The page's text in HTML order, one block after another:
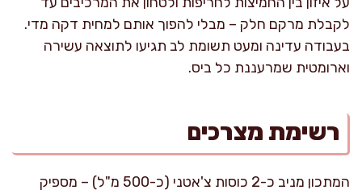
לקבלת מרקם חלק – מבלי להפוך אותם למחית דקה מדי.
בעבודה עדינה ומעט תשומת לב תגיעו לתוצאה עשירה
וארומטית שמרעננת כל ביס.
רשימת מצרכים
המתכון מניב כ-2 כוסות צ'אטני (כ-500 מ"ל) – מספיק